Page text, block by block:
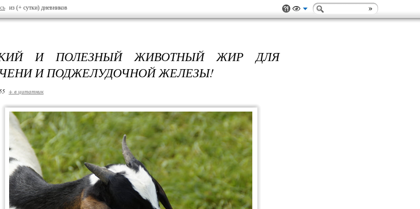
из (+ сутки) дневников
И ПОЛЕЗНЫЙ ЖИВОТНЫЙ ЖИР ДЛЯ
И ПОДЖЕЛУДОЧНОЙ ЖЕЛЕЗЫ!
+ в цитатник